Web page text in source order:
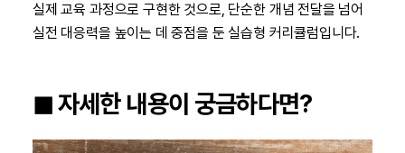
실제 교육 과정으로 구현한 것으로, 단순한 개념 전달을 넘어
실전 대응력을 높이는 데 중점을 둔 실습형 커리큘럼입니다.
◼︎ 자세한 내용이 궁금하다면?